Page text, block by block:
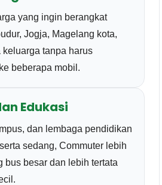
yang ingin berangkat
Jogja, Magelang kota,
keluarga tanpa harus
beberapa mobil.
Edukasi
dan lembaga pendidikan
sedang, Commuter lebih
bus besar dan lebih tertata